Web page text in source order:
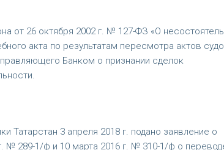
от 26 октября 2002 г. № 127-ФЗ «О
акта по результатам пересмотра актов
Банком о признании сделок
3 апреля 2018 г. подано заявление о
№ 289-1/ф и 10 марта 2016 г. № 310-1/ф о